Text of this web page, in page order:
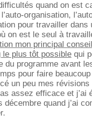
quand on est
organisation,
pour travailler dans
on est le seul à
mon principal
le plus tôt possible qui
du programme avant
pour faire beaucoup
un peu mes
assez efficace et j’ai
décembre quand j’ai